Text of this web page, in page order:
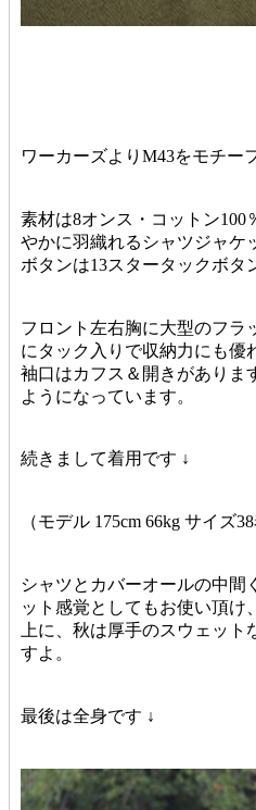
ワーカーズよりM43をモチー
素材は8オンス・コットン100
やかに羽織れるシャツジャケ
ボタンは13スタータックボタ
フロント左右胸に大型のフラ
にタック入りで収納力にも優
袖口はカフス＆開きがありま
ようになっています。
続きまして着用です ↓
（モデル 175cm 66kg サイズ38
シャツとカバーオールの中間
ット感覚としてもお使い頂け
上に、秋は厚手のスウェット
すよ。
最後は全身です ↓